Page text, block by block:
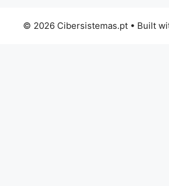
© 2026 Cibersistemas.pt• Built